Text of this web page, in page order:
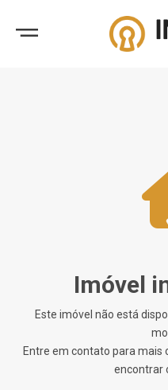
Imóvel
Este imóvel não está
Entre em contato para mais
encontrar